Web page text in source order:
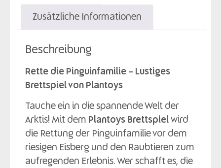
Zusätzliche Informationen
Beschreibung
Rette die Pinguinfamilie – Lustiges
Brettspiel von Plantoys
Tauche ein in die spannende Welt der
Arktis! Mit dem Plantoys Brettspiel wird
die Rettung der Pinguinfamilie vor dem
riesigen Eisberg und den Raubtieren zum
aufregenden Erlebnis. Wer schafft es, die